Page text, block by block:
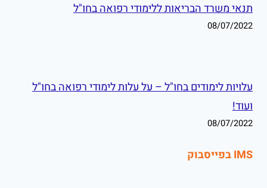
תנאי משרד הבריאות ללימודי רפואה בחו"ל
08/07/2022
עלויות לימודים בחו"ל – על עלות לימודי רפואה בחו"ל
ועוד!
08/07/2022
IMS בפייסבוק